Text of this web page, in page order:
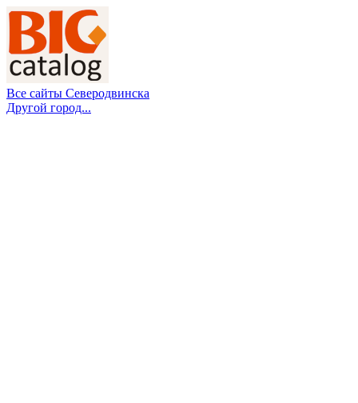
Все сайты Северодвинска
Другой город...